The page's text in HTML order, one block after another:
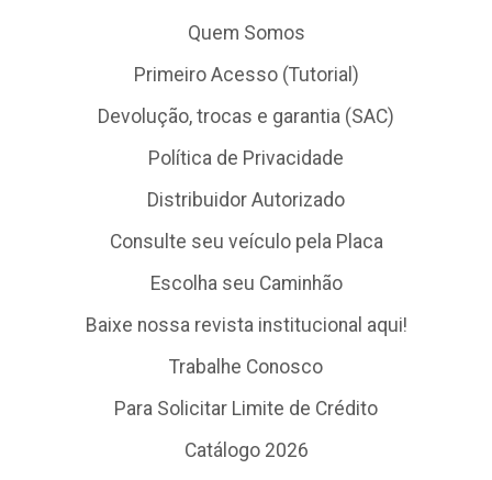
Quem Somos
Primeiro Acesso (Tutorial)
Devolução, trocas e garantia (SAC)
Política de Privacidade
Distribuidor Autorizado
Consulte seu veículo pela Placa
Escolha seu Caminhão
Baixe nossa revista institucional aqui!
Trabalhe Conosco
Para Solicitar Limite de Crédito
Catálogo 2026